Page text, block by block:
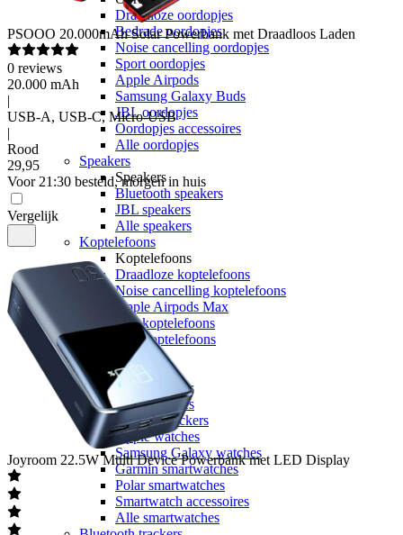
Draadloze oordopjes
Bedrade oordopjes
Noise cancelling oordopjes
Sport oordopjes
Apple Airpods
Samsung Galaxy Buds
JBL oordopjes
Oordopjes accessoires
Alle oordopjes
Speakers
Speakers
Bluetooth speakers
JBL speakers
Alle speakers
Koptelefoons
Koptelefoons
Draadloze koptelefoons
Noise cancelling koptelefoons
Apple Airpods Max
JBL koptelefoons
Alle koptelefoons
Alle audio
Smartwatches
Smartwatches
Sporthorloges
Activity trackers
Apple watches
Samsung Galaxy watches
Garmin smartwatches
Polar smartwatches
Smartwatch accessoires
Alle smartwatches
PSOOO 20.000mAh Solar Powerbank met Draadloos Laden
0 reviews
20.000 mAh
|
USB-A, USB-C, Micro-USB
|
Rood
29,95
Voor 21:30 besteld, morgen in huis
Vergelijk
Joyroom 22.5W Multi Device Powerbank met LED Display